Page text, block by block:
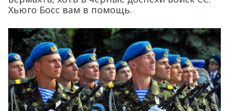
Хьюго Босс вам в помощь.